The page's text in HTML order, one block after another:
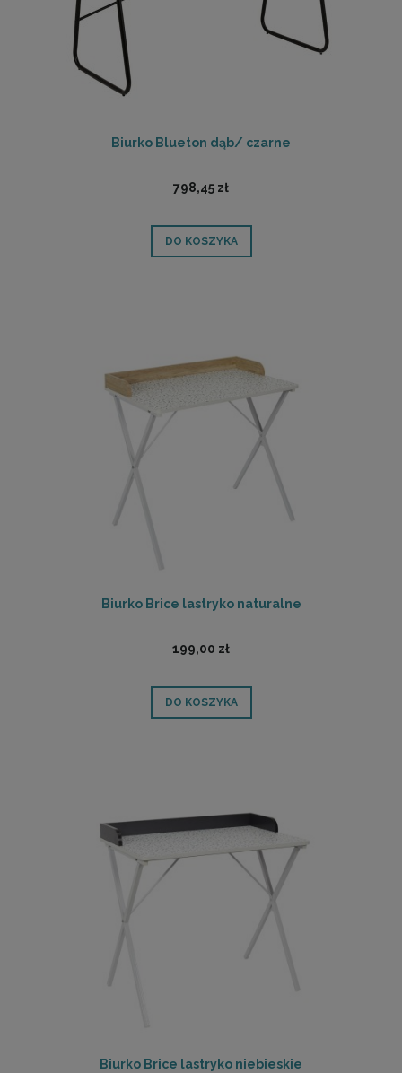
Biurko Blueton dąb/ czarne
798,45 zł
DO KOSZYKA
Biurko Brice lastryko naturalne
199,00 zł
DO KOSZYKA
Biurko Brice lastryko niebieskie